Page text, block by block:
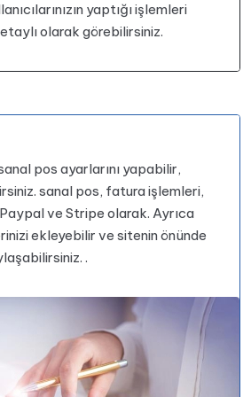
yaptığı işlemleri
olarak görebilirsiniz.
pos ayarlarını yapabilir,
sanal pos, fatura işlemleri,
ve Stripe olarak. Ayrıca
ekleyebilir ve sitenin önünde
.